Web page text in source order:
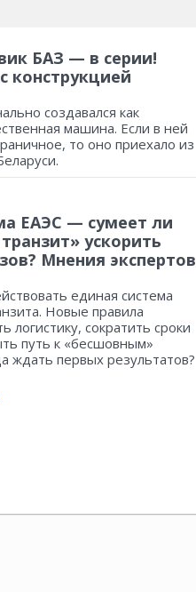
БАЗ — в серии!
конструкцией
создавался как
машина. Если в ней
то оно приехало из
ЕАЭС — сумеет ли
ускорить
Мнения экспертов
единая система
Новые правила
логистику, сократить сроки
путь к «бесшовным»
ждать первых результатов?